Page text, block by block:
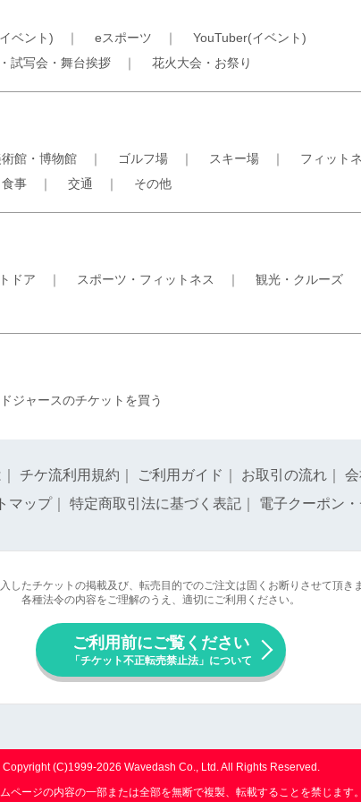
ベント) ｜ eスポーツ ｜ YouTuber(イベント)
試写会・舞台挨拶 ｜ 花火大会・お祭り
術館・博物館 ｜ ゴルフ場 ｜ スキー場 ｜ フィット
事 ｜ 交通 ｜ その他
ドア ｜ スポーツ・フィットネス ｜ 観光・クルーズ
ジャースのチケットを買う
チケ流利用規約 ご利用ガイド お取引の流れ
マップ｜ 特定商取引法に基づく表記 電子クーポン
したチケットの掲載及び、転売目的でのご注文は固くお断りさせて頂きま
各種法令の内容をご理解のうえ、適切にご利用ください。
ご利用前にご覧ください
「チケット不正転売禁止法」について
Copyright (C)1999-2026 Wavedash Co., Ltd. All Rights Reserved.
ページの内容の一部または全部を無断で複製、転載することを禁じます。